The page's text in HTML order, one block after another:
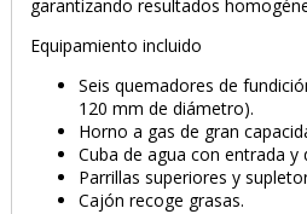
garantizando resultados
Equipamiento incluido
Seis quemadores de
120 mm de diámetro).
Horno a gas de gran
Cuba de agua con entrada y
Parrillas superiores y
Cajón recoge grasas.